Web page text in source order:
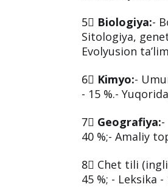
5⃣ Biologiya:-
Sitologiya,
Evolyusion
6⃣ Kimyo:-
- 15 %.-
7⃣ Geografiya:
40 %;- Amaliy
8⃣ Chet tili
45 %; - Leksika -